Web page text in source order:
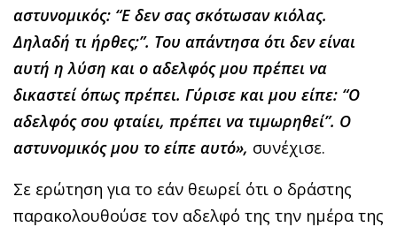
αστυνομικός: “Ε δεν σας σκότωσαν κιόλας.
Δηλαδή τι ήρθες;”. Του απάντησα ότι δεν είναι
αυτή η λύση και ο αδελφός μου πρέπει να
δικαστεί όπως πρέπει. Γύρισε και μου είπε: “Ο
αδελφός σου φταίει, πρέπει να τιμωρηθεί”. Ο
αστυνομικός μου το είπε αυτό», συνέχισε.
Σε ερώτηση για το εάν θεωρεί ότι ο δράστης
παρακολουθούσε τον αδελφό της την ημέρα της